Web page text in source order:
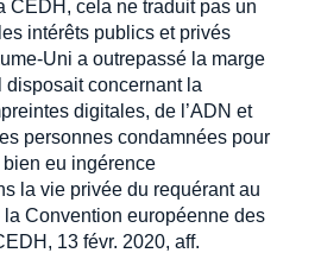
CEDH, cela ne traduit pas un
intérêts publics et privés
Uni a outrepassé la marge
disposait concernant la
digitales, de l’ADN et
personnes condamnées pour
eu ingérence
la vie privée du requérant au
la Convention européenne des
13 févr. 2020, aff.